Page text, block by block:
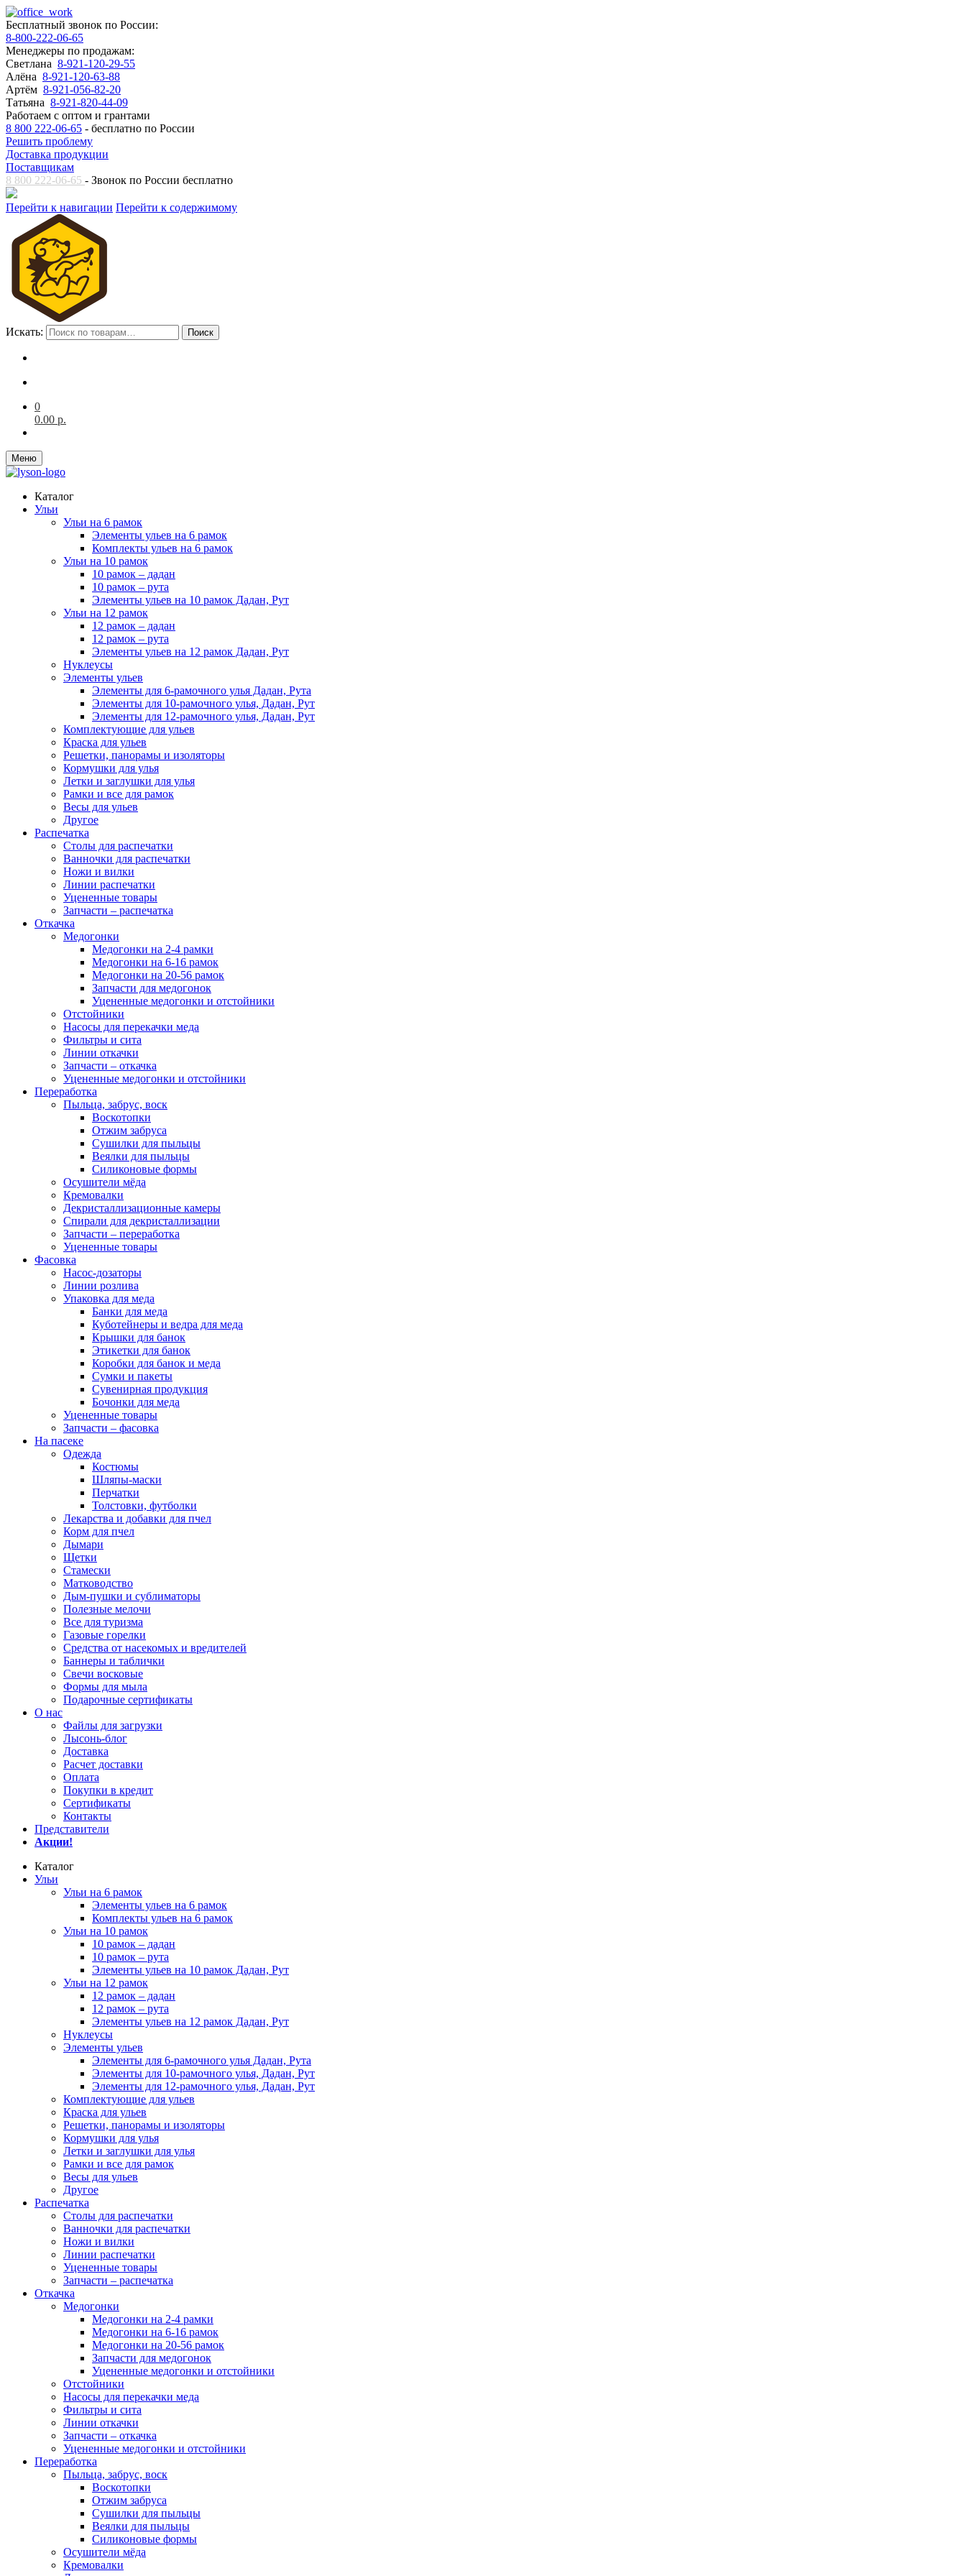
Бесплатный звонок по России:
8-800-222-06-65
Менеджеры по продажам:
Светлана 8-921-120-29-55
Алёна 8-921-120-63-88
Артём 8-921-056-82-20
Татьяна 8-921-820-44-09
Работаем с оптом и грантами
8 800 222-06-65 - бесплатно по России
Решить проблему
Доставка продукции
Поставщикам
8 800 222-06-65 - Звонок по России бесплатно
Перейти к навигации Перейти к содержимому
Искать: Поиск
0
0.00 р.
Меню
Каталог
Ульи
Ульи на 6 рамок
Элементы ульев на 6 рамок
Комплекты ульев на 6 рамок
Ульи на 10 рамок
10 рамок – дадан
10 рамок – рута
Элементы ульев на 10 рамок Дадан, Рут
Ульи на 12 рамок
12 рамок – дадан
12 рамок – рута
Элементы ульев на 12 рамок Дадан, Рут
Нуклеусы
Элементы ульев
Элементы для 6-рамочного улья Дадан, Рута
Элементы для 10-рамочного улья, Дадан, Рут
Элементы для 12-рамочного улья, Дадан, Рут
Комплектующие для ульев
Краска для ульев
Решетки, панорамы и изоляторы
Кормушки для улья
Летки и заглушки для улья
Рамки и все для рамок
Весы для ульев
Другое
Распечатка
Столы для распечатки
Ванночки для распечатки
Ножи и вилки
Линии распечатки
Уцененные товары
Запчасти – распечатка
Откачка
Медогонки
Медогонки на 2-4 рамки
Медогонки на 6-16 рамок
Медогонки на 20-56 рамок
Запчасти для медогонок
Уцененные медогонки и отстойники
Отстойники
Насосы для перекачки меда
Фильтры и сита
Линии откачки
Запчасти – откачка
Уцененные медогонки и отстойники
Переработка
Пыльца, забрус, воск
Воскотопки
Отжим забруса
Сушилки для пыльцы
Веялки для пыльцы
Силиконовые формы
Осушители мёда
Кремовалки
Декристаллизационные камеры
Спирали для декристаллизации
Запчасти – переработка
Уцененные товары
Фасовка
Насос-дозаторы
Линии розлива
Упаковка для меда
Банки для меда
Куботейнеры и ведра для меда
Крышки для банок
Этикетки для банок
Коробки для банок и меда
Сумки и пакеты
Сувенирная продукция
Бочонки для меда
Уцененные товары
Запчасти – фасовка
На пасеке
Одежда
Костюмы
Шляпы-маски
Перчатки
Толстовки, футболки
Лекарства и добавки для пчел
Корм для пчел
Дымари
Щетки
Стамески
Матководство
Дым-пушки и сублиматоры
Полезные мелочи
Все для туризма
Газовые горелки
Средства от насекомых и вредителей
Баннеры и таблички
Свечи восковые
Формы для мыла
Подарочные сертификаты
О нас
Файлы для загрузки
Лысонь-блог
Доставка
Расчет доставки
Оплата
Покупки в кредит
Сертификаты
Контакты
Представители
Акции!
Каталог
Ульи
Ульи на 6 рамок
Элементы ульев на 6 рамок
Комплекты ульев на 6 рамок
Ульи на 10 рамок
10 рамок – дадан
10 рамок – рута
Элементы ульев на 10 рамок Дадан, Рут
Ульи на 12 рамок
12 рамок – дадан
12 рамок – рута
Элементы ульев на 12 рамок Дадан, Рут
Нуклеусы
Элементы ульев
Элементы для 6-рамочного улья Дадан, Рута
Элементы для 10-рамочного улья, Дадан, Рут
Элементы для 12-рамочного улья, Дадан, Рут
Комплектующие для ульев
Краска для ульев
Решетки, панорамы и изоляторы
Кормушки для улья
Летки и заглушки для улья
Рамки и все для рамок
Весы для ульев
Другое
Распечатка
Столы для распечатки
Ванночки для распечатки
Ножи и вилки
Линии распечатки
Уцененные товары
Запчасти – распечатка
Откачка
Медогонки
Медогонки на 2-4 рамки
Медогонки на 6-16 рамок
Медогонки на 20-56 рамок
Запчасти для медогонок
Уцененные медогонки и отстойники
Отстойники
Насосы для перекачки меда
Фильтры и сита
Линии откачки
Запчасти – откачка
Уцененные медогонки и отстойники
Переработка
Пыльца, забрус, воск
Воскотопки
Отжим забруса
Сушилки для пыльцы
Веялки для пыльцы
Силиконовые формы
Осушители мёда
Кремовалки